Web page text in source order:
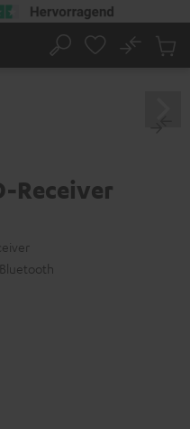
Suche
No
Receiver